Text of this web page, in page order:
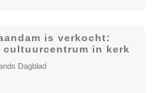
is verkocht:
in kerk
Dagblad